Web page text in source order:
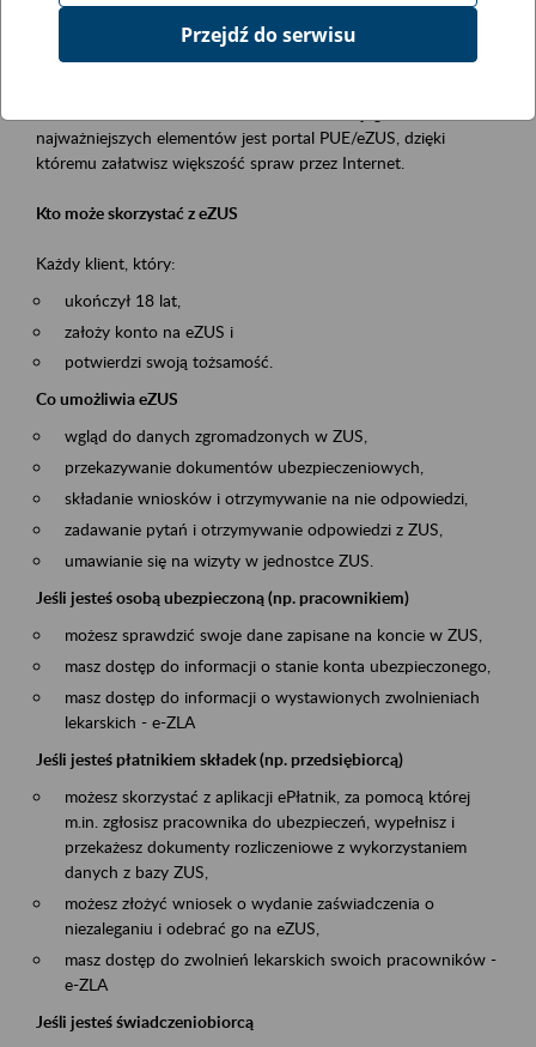
Opis wydarzenia
Platforma Usług Elektronicznych ZUS eZUS
najważniejszych elementów jest portal PUE/eZUS, dzięki
któremu załatwisz większość spraw przez Internet.
Kto może skorzystać z eZUS
Każdy klient, który:
ukończył 18 lat,
założy konto na eZUS i
potwierdzi swoją tożsamość.
Co umożliwia eZUS
wgląd do danych zgromadzonych w ZUS,
przekazywanie dokumentów ubezpieczeniowych,
składanie wniosków i otrzymywanie na nie odpowiedzi,
zadawanie pytań i otrzymywanie odpowiedzi z ZUS,
umawianie się na wizyty w jednostce ZUS.
Jeśli jesteś osobą ubezpieczoną (np. pracownikiem)
możesz sprawdzić swoje dane zapisane na koncie w ZUS,
masz dostęp do informacji o stanie konta ubezpieczonego,
masz dostęp do informacji o wystawionych zwolnieniach
lekarskich - e-ZLA
Jeśli jesteś płatnikiem składek (np. przedsiębiorcą)
możesz skorzystać z aplikacji ePłatnik, za pomocą której
m.in. zgłosisz pracownika do ubezpieczeń, wypełnisz i
przekażesz dokumenty rozliczeniowe z wykorzystaniem
danych z bazy ZUS,
możesz złożyć wniosek o wydanie zaświadczenia o
niezaleganiu i odebrać go na eZUS,
masz dostęp do zwolnień lekarskich swoich pracowników -
e-ZLA
Jeśli jesteś świadczeniobiorcą
Przejdź do serwisu